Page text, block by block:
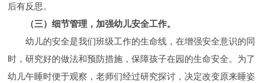
后有反思。
（三）细节管理，加强幼儿安全工作。
幼儿的安全是我们班级工作的生命线，在增强安全意识的同
时，研究好的做法和预防措施，保障孩子在园的生命安全。为了
幼儿午睡时便于观察，老师们经过研究探讨，决定改变原来睡姿